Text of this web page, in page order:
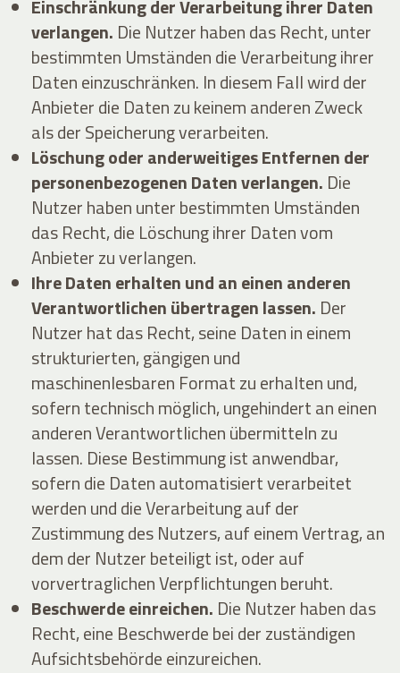
Einschränkung der Verarbeitung ihrer Daten
verlangen. Die Nutzer haben das Recht, unter
bestimmten Umständen die Verarbeitung ihrer
Daten einzuschränken. In diesem Fall wird der
Anbieter die Daten zu keinem anderen Zweck
als der Speicherung verarbeiten.
Löschung oder anderweitiges Entfernen der
personenbezogenen Daten verlangen. Die
Nutzer haben unter bestimmten Umständen
das Recht, die Löschung ihrer Daten vom
Anbieter zu verlangen.
Ihre Daten erhalten und an einen anderen
Verantwortlichen übertragen lassen. Der
Nutzer hat das Recht, seine Daten in einem
strukturierten, gängigen und
maschinenlesbaren Format zu erhalten und,
sofern technisch möglich, ungehindert an einen
anderen Verantwortlichen übermitteln zu
lassen. Diese Bestimmung ist anwendbar,
sofern die Daten automatisiert verarbeitet
werden und die Verarbeitung auf der
Zustimmung des Nutzers, auf einem Vertrag, an
dem der Nutzer beteiligt ist, oder auf
vorvertraglichen Verpflichtungen beruht.
Beschwerde einreichen. Die Nutzer haben das
Recht, eine Beschwerde bei der zuständigen
Aufsichtsbehörde einzureichen.